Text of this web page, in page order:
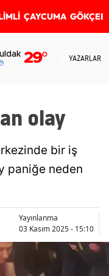
ÇAYCUMA
29° YAZARLAR
olay
bir iş
paniğe neden
Yayınlanma
03 Kasım 2025 - 15:10